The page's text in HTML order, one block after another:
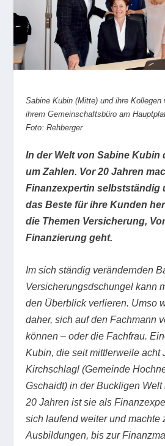
Sabine Kubin (Mitte) und ihre
ihrem Gemeinschaftsbüro am
Foto: Rehberger
In der Welt von Sabine Kubin
um Zahlen. Vor 20 Jahren
Finanzexpertin selbstständig
das Beste für ihre Kunden
die Themen Versicherung,
Finanzierung geht.
Im sich ständig verändernden
Versicherungsdschungel kann
den Überblick verlieren. Umso
daher, sich auf den Fachmann
können – oder die Fachfrau.
Kubin, die seit mittlerweile acht
Kirchschlagl (Gemeinde
Gschaidt) in der Buckligen
20 Jahren ist sie als
sich laufend weiter und machte
Ausbildungen, bis zur